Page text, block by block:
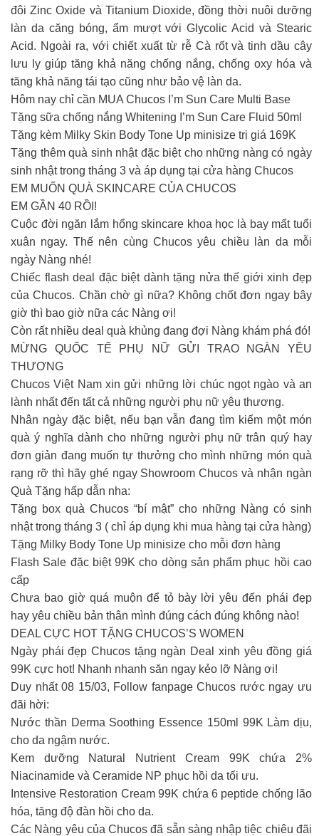
đôi Zinc Oxide và Titanium Dioxide, đồng thời nuôi dưỡng
làn da căng bóng, ẩm mượt với Glycolic Acid và Stearic
Acid. Ngoài ra, với chiết xuất từ ​​rễ Cà rốt và tinh dầu cây
lưu ly giúp tăng khả năng chống nắng, chống oxy hóa và
tăng khả năng tái tạo cũng như bảo vệ làn da.
Hôm nay chỉ cần MUA Chucos I’m Sun Care Multi Base
Tặng sữa chống nắng Whitening I’m Sun Care Fluid 50ml
Tặng kèm Milky Skin Body Tone Up minisize trị giá 169K
Tặng thêm quà sinh nhật đặc biệt cho những nàng có ngày
sinh nhật trong tháng 3 và áp dụng tại cửa hàng Chucos
EM MUỐN QUÀ SKINCARE CỦA CHUCOS
EM GẦN 40 RỒI!
Cuộc đời ngăn lắm hổng skincare khoa học là bay mất tuổi
xuân ngay. Thế nên cùng Chucos yêu chiều làn da mỗi
ngày Nàng nhé!
Chiếc flash deal đặc biệt dành tặng nửa thế giới xinh đẹp
của Chucos. Chần chờ gì nữa? Không chốt đơn ngay bây
giờ thì bao giờ nữa các Nàng ơi!
Còn rất nhiều deal quà khủng đang đợi Nàng khám phá đó!
MỪNG QUỐC TẾ PHỤ NỮ GỬI TRAO NGÀN YÊU
THƯƠNG
Chucos Việt Nam xin gửi những lời chúc ngọt ngào và an
lành nhất đến tất cả những người phụ nữ yêu thương.
Nhân ngày đặc biệt, nếu bạn vẫn đang tìm kiếm một món
quà ý nghĩa dành cho những người phụ nữ trân quý hay
đơn giản đang muốn tự thưởng cho mình những món quà
rạng rỡ thì hãy ghé ngay Showroom Chucos và nhận ngàn
Quà Tặng hấp dẫn nha:
Tặng box quà Chucos “bí mật” cho những Nàng có sinh
nhật trong tháng 3 ( chỉ áp dụng khi mua hàng tại cửa hàng)
Tặng Milky Body Tone Up minisize cho mỗi đơn hàng
Flash Sale đặc biệt 99K cho dòng sản phẩm phục hồi cao
cấp
Chưa bao giờ quá muộn để tỏ bày lời yêu đến phái đẹp
hay yêu chiều bản thân mình đúng cách đúng không nào!
DEAL CỰC HOT TẶNG CHUCOS’S WOMEN
Ngày phái đẹp Chucos tặng ngàn Deal xinh yêu đồng giá
99K cực hot! Nhanh nhanh săn ngay kẻo lỡ Nàng ơi!
Duy nhất 08 15/03, Follow fanpage Chucos rước ngay ưu
đãi hời:
Nước thần Derma Soothing Essence 150ml 99K Làm dịu,
cho da ngậm nước.
Kem dưỡng Natural Nutrient Cream 99K chứa 2%
Niacinamide và Ceramide NP phục hồi da tối ưu.
Intensive Restoration Cream 99K chứa 6 peptide chống lão
hóa, tăng độ đàn hồi cho da.
Các Nàng yêu của Chucos đã sẵn sàng nhập tiệc chiêu đãi